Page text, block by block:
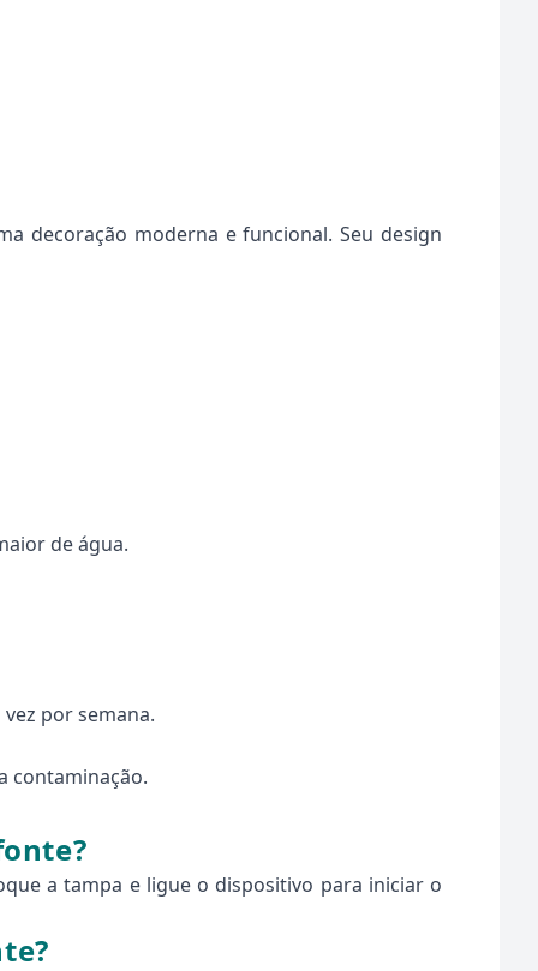
decoração moderna e funcional. Seu design
de água.
por semana.
contaminação.
a tampa e ligue o dispositivo para iniciar o